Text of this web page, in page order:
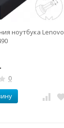
ноутбука Lenovo
0